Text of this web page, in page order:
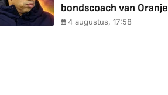
bondscoach van Oranje
4 augustus, 17:58